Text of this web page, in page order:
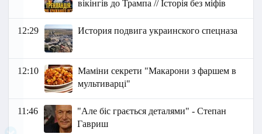
вікінгів до Трампа // Історія без міфів
12:29 История подвига украинского спецназа
12:10
Маміни секрети "Макарони з фаршем в
мультиварці"
11:46
"Але біс грається деталями" - Степан
Гавриш